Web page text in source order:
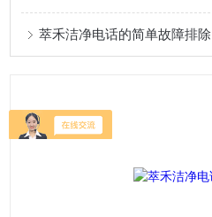
萃禾洁净电话的简单故障排除